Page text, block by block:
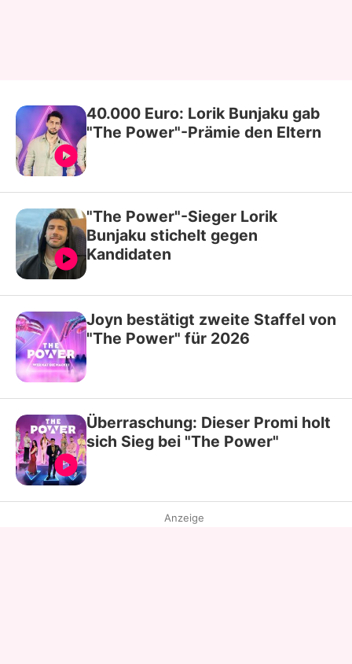
40.000 Euro: Lorik Bunjaku gab
"The Power"-Prämie den Eltern
"The Power"-Sieger Lorik
Bunjaku stichelt gegen
Kandidaten
Joyn bestätigt zweite Staffel von
"The Power" für 2026
Überraschung: Dieser Promi holt
sich Sieg bei "The Power"
Anzeige